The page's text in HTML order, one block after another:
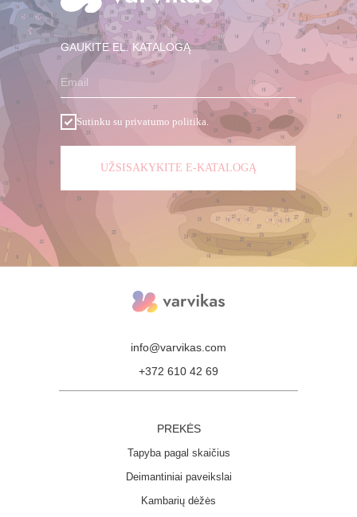
GAUKITE EL. KATALOGĄ
Email
Sutinku su privatumo politika.
UŽSISAKYKITE E-KATALOGĄ
info@varvikas.com
Kambarių dėžės
Deimantiniai paveikslai
Tapyba pagal skaičius
PREKĖS
+372 610 42 69